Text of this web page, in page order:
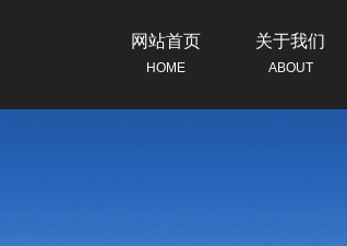
网站首页
HOME
关于我们
ABOUT